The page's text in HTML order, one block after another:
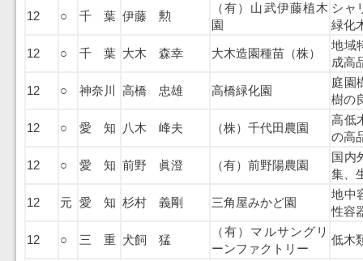
12 ○ 千 葉 伊藤 勲
（有）山武伊藤植木
園
シャ
緑化
12 ○ 千 葉 大木 森幸 大木造園種苗（株）
地域
成高
12 ○ 神奈川 高橋 忠雄 高橋緑化園
庭園
樹の
12 ○ 愛 知 八木 峰夫 （株）千代田農園
高低
の高
12 ○ 愛 知 前野 眞澄 （有）前野陽農園
国内
集、
12 元 愛 知 杉村 義剛 三角屋みかど園
地中
性容
12 ○ 三 重 犬飼 猛
（有）マルサングリ
ーンファクトリー
低木